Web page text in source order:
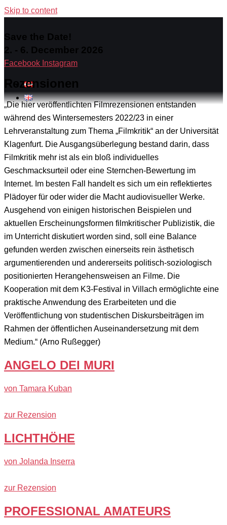
Skip to content
Save the Date!
2. - 6. December 2026
Facebook Instagram
Rezensionen
„Die hier veröffentlichten Filmrezensionen entstanden
während des Wintersemesters 2022/23 in einer
Lehrveranstaltung zum Thema „Filmkritik“ an der Universität
Klagenfurt. Die Ausgangsüberlegung bestand darin, dass
Filmkritik mehr ist als ein bloß individuelles
Geschmacksurteil oder eine Sternchen-Bewertung im
Internet. Im besten Fall handelt es sich um ein reflektiertes
Plädoyer für oder wider die Macht audiovisueller Werke.
Ausgehend von einigen historischen Beispielen und
aktuellen Erscheinungsformen filmkritischer Publizistik, die
im Unterricht diskutiert worden sind, soll eine Balance
gefunden werden zwischen einerseits rein ästhetisch
argumentierenden und andererseits politisch-soziologisch
positionierten Herangehensweisen an Filme. Die
Kooperation mit dem K3-Festival in Villach ermöglichte eine
praktische Anwendung des Erarbeiteten und die
Veröffentlichung von studentischen Diskursbeiträgen im
Rahmen der öffentlichen Auseinandersetzung mit dem
Medium.“ (Arno Rußegger)
ANGELO DEI MURI
von Tamara Kuban
zur Rezension
LICHTHÖHE
von Jolanda Inserra
zur Rezension
PROFESSIONAL AMATEURS